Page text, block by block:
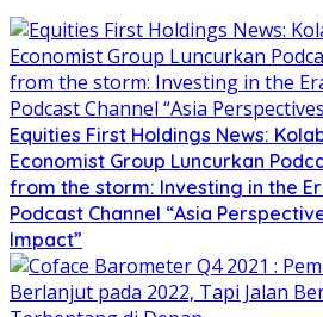
Equities First Holdings News:
Economist Group Luncurkan
from the storm: Investing in the
Podcast Channel “Asia
Impact”